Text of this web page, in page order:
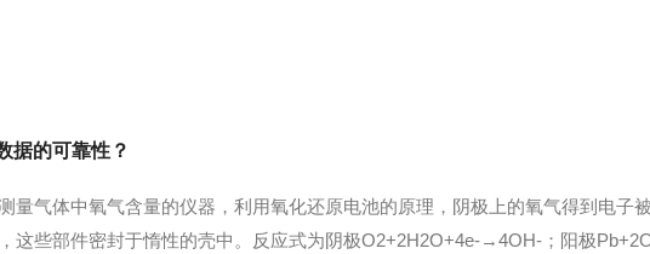
据的可靠性？
量气体中氧气含量的仪器，利用氧化还原电池的原理，阴极上的氧气得到电子
这些部件密封于惰性的壳中。反应式为阴极O2+2H2O+4e-→4OH-；阳极